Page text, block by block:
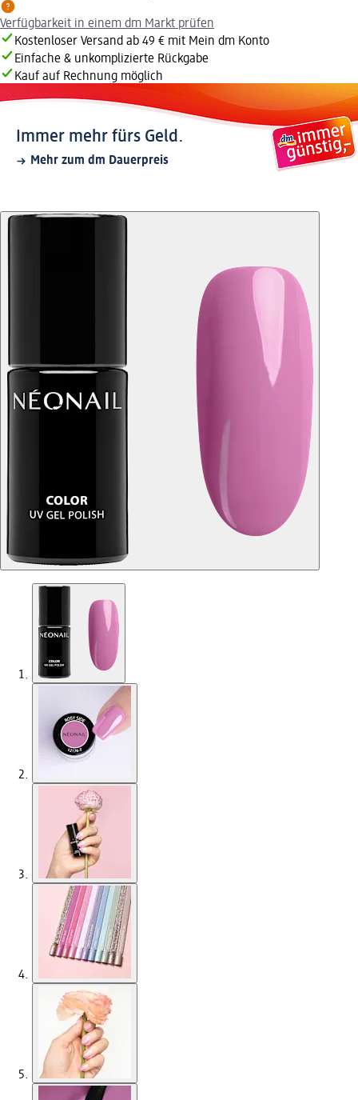
Verfügbarkeit in einem dm Markt prüfen
Kostenloser Versand ab 49 € mit Mein dm Konto
Einfache & unkomplizierte Rückgabe
Kauf auf Rechnung möglich
Immer mehr fürs Geld.
Mehr zum dm Dauerpreis